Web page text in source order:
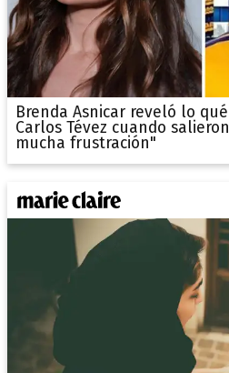
Brenda Asnicar reveló lo
Carlos Tévez cuando
mucha frustración"